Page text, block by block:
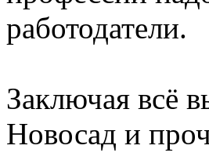
работодатели.
Заключая всё
Новосад и